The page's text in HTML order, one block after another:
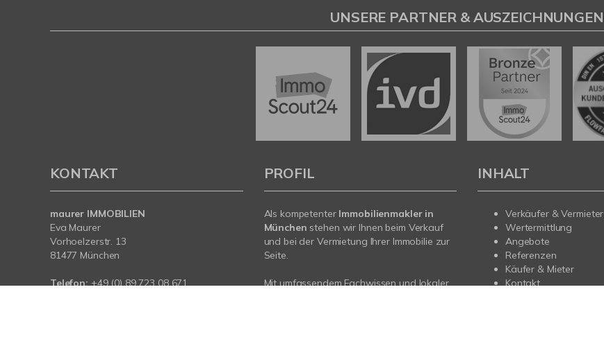
UNSERE PARTNER & AUSZEICHNUNGEN
KONTAKT
maurer IMMOBILIEN
Eva Maurer
Vorhoelzerstr. 13
81477 München
Telefon:+49 (0) 89 723 08 671
PROFIL
Als kompetenter Immobilienmakler in
München stehen wir Ihnen beim Verkauf
und bei der Vermietung Ihrer Immobilie zur
Seite.
Mit umfassendem Fachwissen und lokaler
INHALT
Verkäufer & Vermieter
Wertermittlung
Angebote
Referenzen
Käufer & Mieter
Kontakt